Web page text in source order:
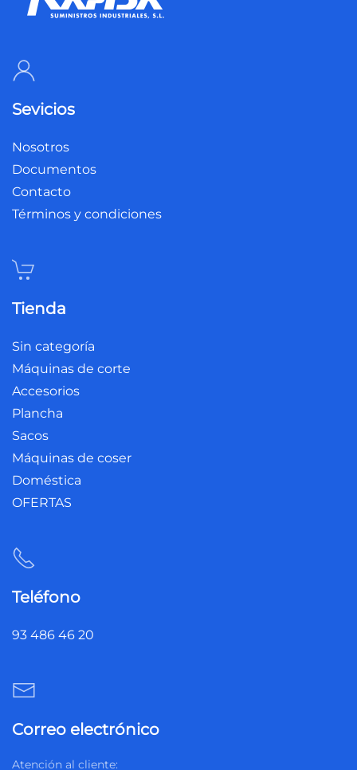
Sevicios
Nosotros
Documentos
Contacto
Términos y condiciones
Tienda
Sin categoría
Máquinas de corte
Accesorios
Plancha
Sacos
Máquinas de coser
Doméstica
OFERTAS
Teléfono
93 486 46 20
Correo electrónico
Atención al cliente: